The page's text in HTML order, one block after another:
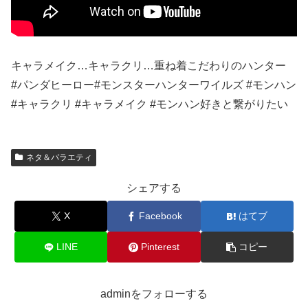
キャラメイク…キャラクリ…重ね着こだわりのハンター
#パンダヒーロー#モンスターハンターワイルズ #モンハン
#キャラクリ #キャラメイク #モンハン好きと繋がりたい
ネタ＆バラエティ
シェアする
X Facebook はてブ
LINE Pinterest コピー
adminをフォローする